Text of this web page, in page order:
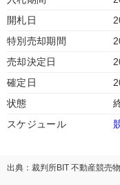
開札日
特別売却期間
売却決定日
確定日
状態
スケジュール
出典：裁判所BIT 不動産競売